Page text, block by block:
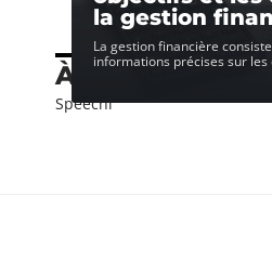
la gestion
La gestion financière
informations précises sur
À découvrir
Speechi